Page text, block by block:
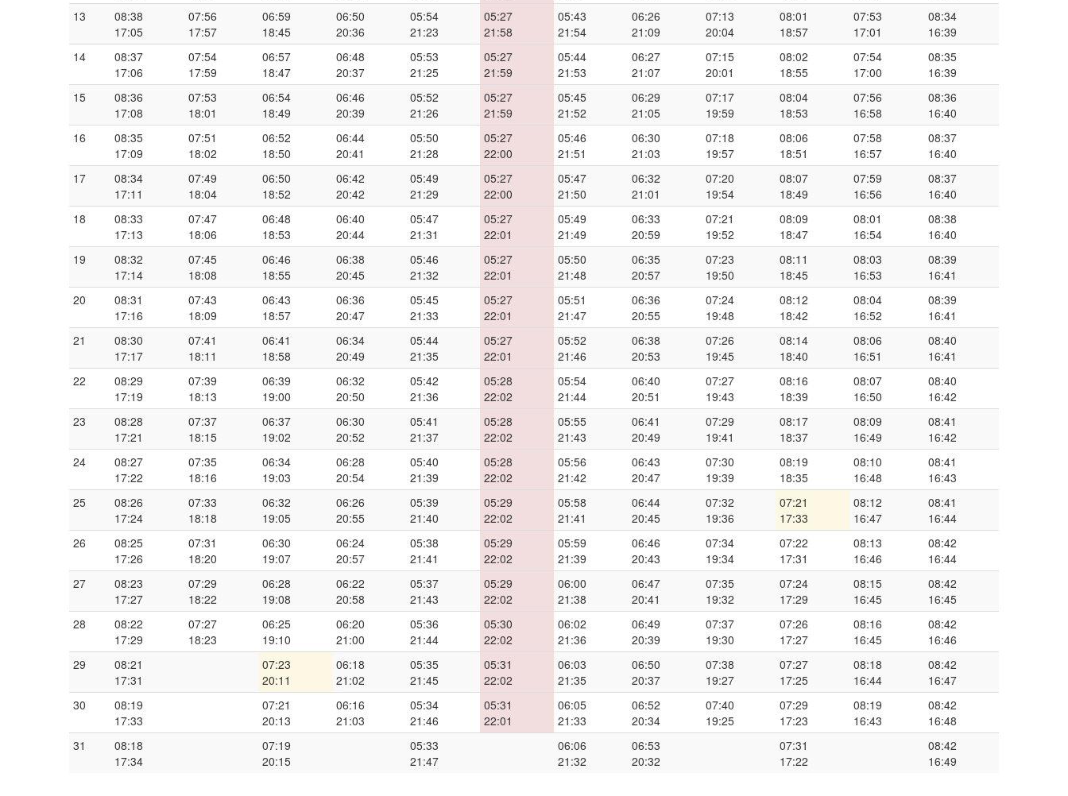
13
08:38
17:05
07:56
17:57
06:59
18:45
06:50
20:36
05:54
21:23
05:27
21:58
05:43
21:54
06:26
21:09
07:13
20:04
08:01
18:57
07:53
17:01
08:34
16:39
14
08:37
17:06
07:54
17:59
06:57
18:47
06:48
20:37
05:53
21:25
05:27
21:59
05:44
21:53
06:27
21:07
07:15
20:01
08:02
18:55
07:54
17:00
08:35
16:39
15
08:36
17:08
07:53
18:01
06:54
18:49
06:46
20:39
05:52
21:26
05:27
21:59
05:45
21:52
06:29
21:05
07:17
19:59
08:04
18:53
07:56
16:58
08:36
16:40
16
08:35
17:09
07:51
18:02
06:52
18:50
06:44
20:41
05:50
21:28
05:27
22:00
05:46
21:51
06:30
21:03
07:18
19:57
08:06
18:51
07:58
16:57
08:37
16:40
17
08:34
17:11
07:49
18:04
06:50
18:52
06:42
20:42
05:49
21:29
05:27
22:00
05:47
21:50
06:32
21:01
07:20
19:54
08:07
18:49
07:59
16:56
08:37
16:40
18
08:33
17:13
07:47
18:06
06:48
18:53
06:40
20:44
05:47
21:31
05:27
22:01
05:49
21:49
06:33
20:59
07:21
19:52
08:09
18:47
08:01
16:54
08:38
16:40
19
08:32
17:14
07:45
18:08
06:46
18:55
06:38
20:45
05:46
21:32
05:27
22:01
05:50
21:48
06:35
20:57
07:23
19:50
08:11
18:45
08:03
16:53
08:39
16:41
20
08:31
17:16
07:43
18:09
06:43
18:57
06:36
20:47
05:45
21:33
05:27
22:01
05:51
21:47
06:36
20:55
07:24
19:48
08:12
18:42
08:04
16:52
08:39
16:41
21
08:30
17:17
07:41
18:11
06:41
18:58
06:34
20:49
05:44
21:35
05:27
22:01
05:52
21:46
06:38
20:53
07:26
19:45
08:14
18:40
08:06
16:51
08:40
16:41
22
08:29
17:19
07:39
18:13
06:39
19:00
06:32
20:50
05:42
21:36
05:28
22:02
05:54
21:44
06:40
20:51
07:27
19:43
08:16
18:39
08:07
16:50
08:40
16:42
23
08:28
17:21
07:37
18:15
06:37
19:02
06:30
20:52
05:41
21:37
05:28
22:02
05:55
21:43
06:41
20:49
07:29
19:41
08:17
18:37
08:09
16:49
08:41
16:42
24
08:27
17:22
07:35
18:16
06:34
19:03
06:28
20:54
05:40
21:39
05:28
22:02
05:56
21:42
06:43
20:47
07:30
19:39
08:19
18:35
08:10
16:48
08:41
16:43
25
08:26
17:24
07:33
18:18
06:32
19:05
06:26
20:55
05:39
21:40
05:29
22:02
05:58
21:41
06:44
20:45
07:32
19:36
07:21
17:33
08:12
16:47
08:41
16:44
26
08:25
17:26
07:31
18:20
06:30
19:07
06:24
20:57
05:38
21:41
05:29
22:02
05:59
21:39
06:46
20:43
07:34
19:34
07:22
17:31
08:13
16:46
08:42
16:44
27
08:23
17:27
07:29
18:22
06:28
19:08
06:22
20:58
05:37
21:43
05:29
22:02
06:00
21:38
06:47
20:41
07:35
19:32
07:24
17:29
08:15
16:45
08:42
16:45
28
08:22
17:29
07:27
18:23
06:25
19:10
06:20
21:00
05:36
21:44
05:30
22:02
06:02
21:36
06:49
20:39
07:37
19:30
07:26
17:27
08:16
16:45
08:42
16:46
29
08:21
17:31
07:23
20:11
06:18
21:02
05:35
21:45
05:31
22:02
06:03
21:35
06:50
20:37
07:38
19:27
07:27
17:25
08:18
16:44
08:42
16:47
30
08:19
17:33
07:21
20:13
06:16
21:03
05:34
21:46
05:31
22:01
06:05
21:33
06:52
20:34
07:40
19:25
07:29
17:23
08:19
16:43
08:42
16:48
31
08:18
17:34
07:19
20:15
05:33
21:47
06:06
21:32
06:53
20:32
07:31
17:22
08:42
16:49